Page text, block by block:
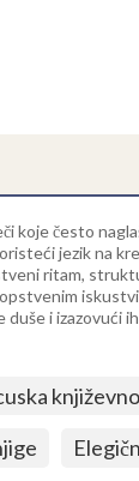
koje često
jezik na
ritam,
i izazovući